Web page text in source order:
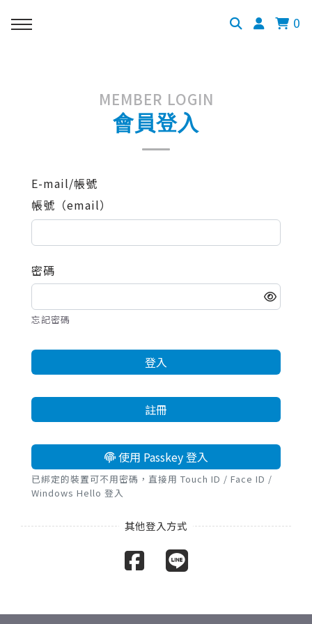
0
MEMBER LOGIN
會員登入
E-mail/帳號
帳號（email）
密碼
忘記密碼
登入
註冊
使用 Passkey 登入
已綁定的裝置可不用密碼，直接用 Touch ID / Face ID /
Windows Hello 登入